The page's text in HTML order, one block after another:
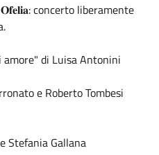
𝐎𝐟𝐞𝐥𝐢𝐚: concerto liberamente
di Luisa Antonini
e Roberto Tombesi
Stefania Gallana